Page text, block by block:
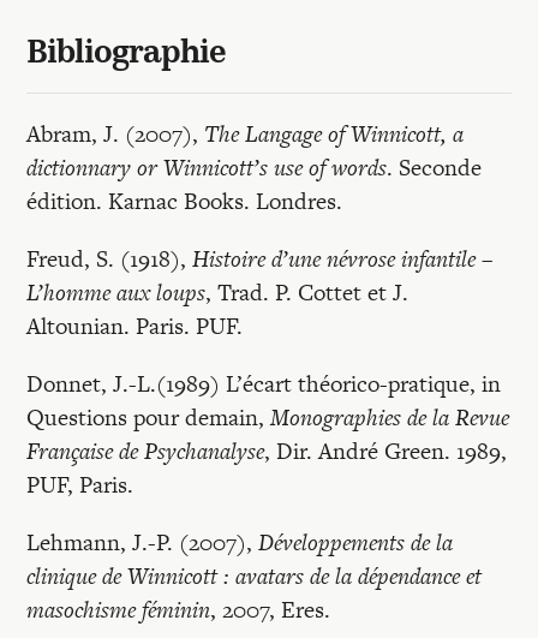
Bibliographie
Abram, J. (2007), The Langage of Winnicott, a
dictionnary or Winnicott’s use of words. Seconde
édition. Karnac Books. Londres.
Freud, S. (1918),Histoire d’une névrose infan­tile –
L’homme aux loups, Trad. P. Cottet et J.
Altounian. Paris. PUF.
Donnet, J.-L.(1989) L’écart théorico-pratique, in
Questions pour demain,Monographies de la Revue
Française de Psychanalyse, Dir. André Green. 1989,
PUF, Paris.
Lehmann, J.-P. (2007),Développements de la
clinique de Winnicott : avatars de la dépendance et
masochisme féminin, 2007, Eres.